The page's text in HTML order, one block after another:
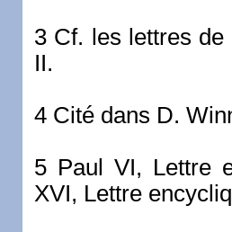
3 Cf. les lettres
II.
4 Cité dans D.
5 Paul VI, Lettre
XVI, Lettre